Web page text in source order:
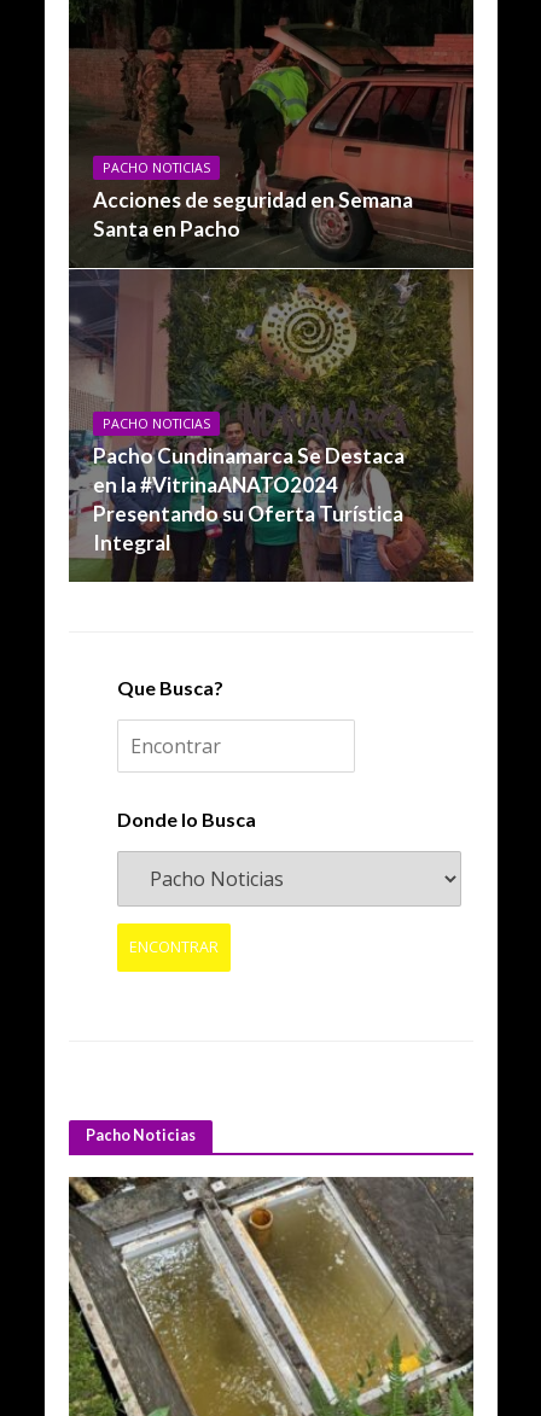
PACHO NOTICIAS
Acciones de seguridad en Semana
Santa en Pacho
PACHO NOTICIAS
Pacho Cundinamarca Se Destaca
en la #VitrinaANATO2024
Presentando su Oferta Turística
Integral
Que Busca?
Donde lo Busca
Pacho Noticias